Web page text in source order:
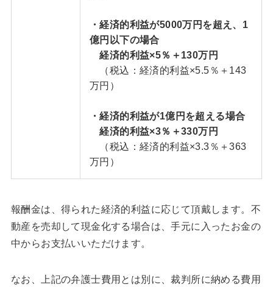
・経済的利益が5000万円を超え、1
億円以下の場合
経済的利益×5％＋130万円
（税込：経済的利益×5.5％＋143
万円）
・経済的利益が1億円を超える場合
経済的利益×3％＋330万円
（税込：経済的利益×3.3％＋363
万円）
報酬金は、得られた経済的利益に応じて頂戴します。不
動産を売却して現金化する場合は、手元に入ったお金の
中からお支払いいただけます。
なお、上記の弁護士費用とは別に、裁判所に納める費用